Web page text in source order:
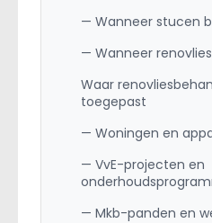
— Wanneer stucen
— Wanneer
Waar
toegepast
— Woningen en
— VvE-projecten en
— Mkb-panden en